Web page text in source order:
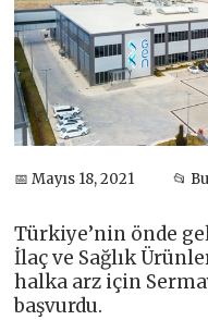
📅 Mayıs 18, 2021 📂
Türkiye’nin önde
İlaç ve Sağlık
halka arz için
başvurdu.